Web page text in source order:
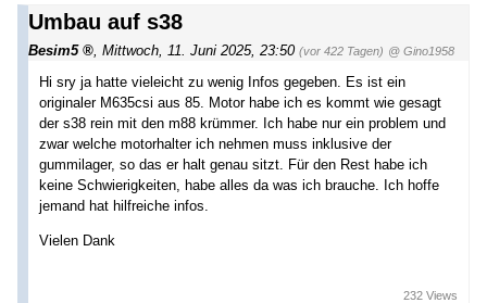
Umbau auf s38
Besim5 Mittwoch, 11. Juni 2025, 23:50 (vor 422 Tagen) @ Gino1958
Hi sry ja hatte vieleicht zu wenig Infos gegeben. Es ist ein
originaler M635csi aus 85. Motor habe ich es kommt wie gesagt
der s38 rein mit den m88 krümmer. Ich habe nur ein problem und
zwar welche motorhalter ich nehmen muss inklusive der
gummilager, so das er halt genau sitzt. Für den Rest habe ich
keine Schwierigkeiten, habe alles da was ich brauche. Ich hoffe
jemand hat hilfreiche infos.
Vielen Dank
232 Views